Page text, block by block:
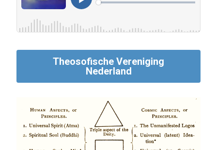
Theosofische Vereniging
Nederland